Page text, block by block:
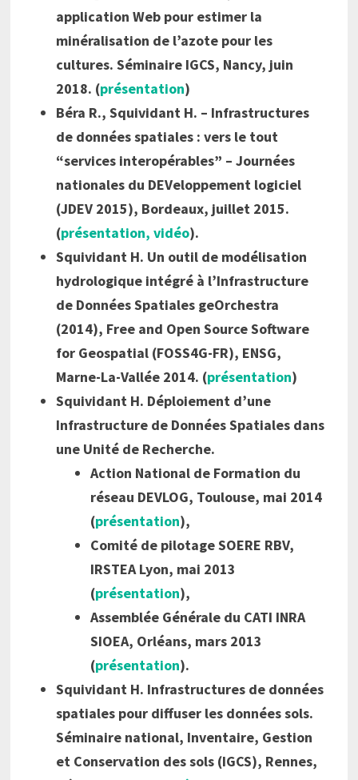
application Web pour estimer la
minéralisation de l’azote pour les
cultures. Séminaire IGCS, Nancy, juin
2018. (présentation)
Béra R., Squividant H. – Infrastructures
de données spatiales : vers le tout
“services interopérables” – Journées
nationales du DEVeloppement logiciel
(JDEV 2015), Bordeaux, juillet 2015.
(présentation, vidéo).
Squividant H. Un outil de modélisation
hydrologique intégré à l’Infrastructure
de Données Spatiales geOrchestra
(2014), Free and Open Source Software
for Geospatial (FOSS4G-FR), ENSG,
Marne-La-Vallée 2014. (présentation)
Squividant H. Déploiement d’une
Infrastructure de Données Spatiales dans
une Unité de Recherche.
Action National de Formation du
réseau DEVLOG, Toulouse, mai 2014
(présentation),
Comité de pilotage SOERE RBV,
IRSTEA Lyon, mai 2013
(présentation),
Assemblée Générale du CATI INRA
SIOEA, Orléans, mars 2013
(présentation).
Squividant H. Infrastructures de données
spatiales pour diffuser les données sols.
Séminaire national, Inventaire, Gestion
et Conservation des sols (IGCS), Rennes,